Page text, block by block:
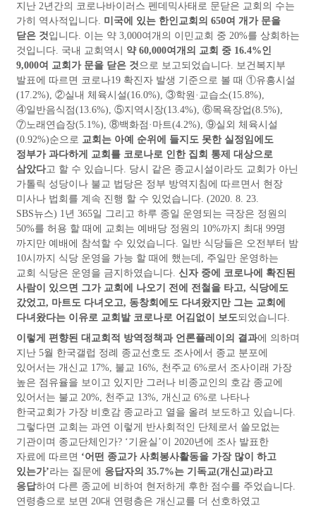
지난 2년간의 코로나바이러스 펜데믹사태로 문닫은 교회의 수는
가히 역사적입니다. 미국에 있는 한인교회의 650여 개가 문을
닫은 것입니다. 이는 약 3,000여개의 이민교회 중 20%를 상회하는
것입니다. 국내 교회역시 약 60,000여개의 교회 중 16.4%인
9,000여 교회가 문을 닫은 것으로 보고되었습니다. 보건복지부
발표에 따르면 코로나19 확진자 발생 기준으로 볼 때 ①유흥시설
(17.2%), ②실내 체육시설(16.0%), ③학원 · 교습소(15.8%),
④일반음식점(13.6%), ⑤지역시장(13.4%), ⑥목욕장업(8.5%),
⑦노래연습장(5.1%), ⑧백화점 · 마트(4.2%), ⑨실외 체육시설
(0.92%)순으로 교회는 아예 순위에 들지도 못한 실정임에도
정부가 과다하게 교회를 코로나로 인한 집회 통제 대상으로
삼았다고 할 수 있습니다. 당시 같은 종교시설이라도 교회가 아닌
가톨릭 성당이나 불교 법당은 정부 방역지침에 따르면서 현장
미사나 법회를 계속 진행 할 수 있었습니다. (2020. 8. 23.
SBS뉴스) 1년 365일 그리고 하루 종일 운영되는 극장은 정원의
50%를 허용 할 때에 교회는 예배당 정원의 10%까지 최대 99명
까지만 예배에 참석할 수 있었습니다. 일반 식당들은 오전부터 밤
10시까지 식당 운영을 가능 할 때에 했는데 , 주일만 운영하는
교회 식당은 운영을 금지하였습니다. 신자 중에 코로나에 확진된
사람이 있으면 그가 교회에 나오기 전에 전철을 타고, 식당에도
갔었고, 마트도 다녀오고, 동창회에도 다녀왔지만 그는 교회에
다녀왔다는 이유로 교회발 코로나로 어김없이 보도되었습니다.
이렇게 편향된 대교회적 방역정책과 언론플레이의 결과에 의하며
지난 5월 한국갤럽 정례 종교선호도 조사에서 종교 분포에
있어서는 개신교 17%, 불교 16%, 천주교 6%로서 조사이래 가장
높은 점유율을 보이고 있지만 그러나 비종교인의 호감 종교에
있어서는 불교 20%, 천주교 13%, 개신교 6%로 나타나
한국교회가 가장 비호감 종교라고 열을 올려 보도하고 있습니다.
그렇다면 교회는 과연 이렇게 반사회적인 단체로서 쓸모없는
기관이며 종교단체인가? ‘기윤실 ’이 2020년에 조사 발표한
자료에 따르면 ‘어떤 종교가 사회봉사활동을 가장 많이 하고
있는가’라는 질문에 응답자의 35.7%는 기독교(개신교)라고
응답하여 다른 종교에 비하여 현저하게 후한 점수를 주었습니다.
연령층으로 보면 20대 연령층은 개신교를 더 선호하였고